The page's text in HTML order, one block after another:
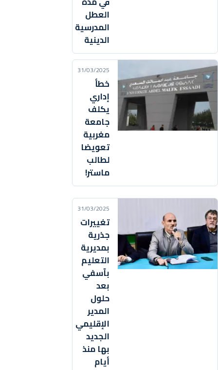
العطل
المدرسية
الدينية
31/03/2025
خطأ
إداري
يكلف
جامعة
مغربية
تعويضا
لطالب
ماستر!
31/03/2025
تغييرات
جذرية
بمديرية
التعليم
بآسفي
بعد
حلول
المدير
الإقليمي
الجديد
بها منذ
أيام